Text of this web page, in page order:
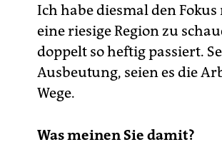
Ich habe diesmal den
eine riesige Region zu
doppelt so heftig passiert.
Ausbeutung, seien es die
Wege.
Was meinen Sie damit?